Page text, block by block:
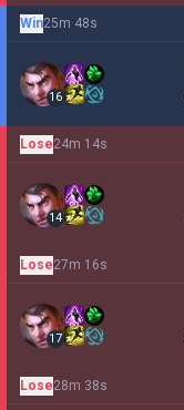
Win25m 48s
16
Lose24m 14s
14
Lose27m 16s
17
Lose28m 38s